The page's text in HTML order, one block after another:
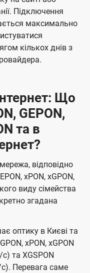
Підключення
максимально
кількох днів з
Що
GEPON,
та в
відповідно
xPON, xGPON,
виду сімейства
згадана
оптику в Києві та
xPON, xGPON
с) та XGSPON
с). Перевага саме